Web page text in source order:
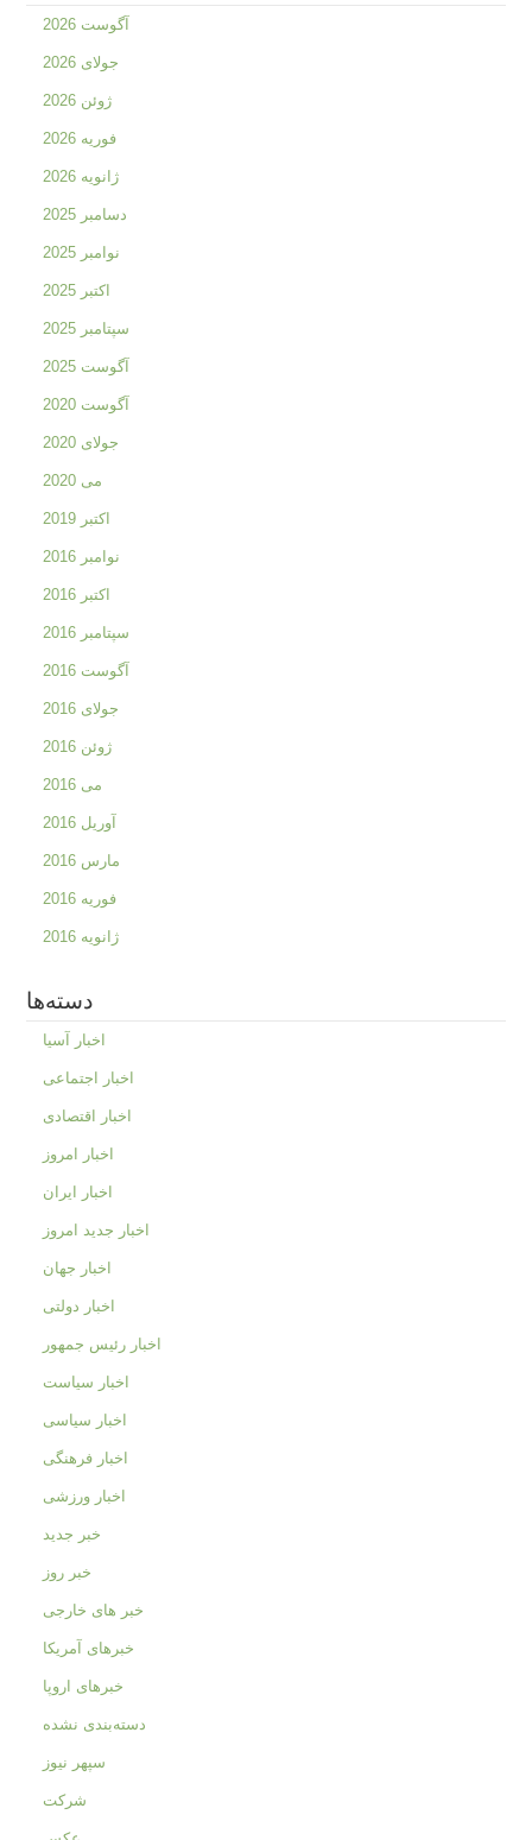
آگوست 2026
جولای 2026
ژوئن 2026
فوریه 2026
ژانویه 2026
دسامبر 2025
نوامبر 2025
اکتبر 2025
سپتامبر 2025
آگوست 2025
آگوست 2020
جولای 2020
می 2020
اکتبر 2019
نوامبر 2016
اکتبر 2016
سپتامبر 2016
آگوست 2016
جولای 2016
ژوئن 2016
می 2016
آوریل 2016
مارس 2016
فوریه 2016
ژانویه 2016
دسته‌ها
اخبار آسیا
اخبار اجتماعی
اخبار اقتصادی
اخبار امروز
اخبار ایران
اخبار جدید امروز
اخبار جهان
اخبار دولتی
اخبار رئیس جمهور
اخبار سیاست
اخبار سیاسی
اخبار فرهنگی
اخبار ورزشی
خبر جدید
خبر روز
خبر های خارجی
خبرهای آمریکا
خبرهای اروپا
دسته‌بندی نشده
سپهر نیوز
شرکت